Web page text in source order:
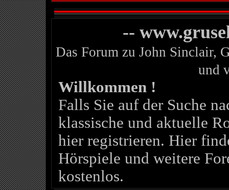
--
Das Forum zu John Sinclair,
und
Willkommen !
Falls Sie auf der Suche
klassische und aktuelle
hier registrieren. Hier
Hörspiele und weitere
kostenlos.